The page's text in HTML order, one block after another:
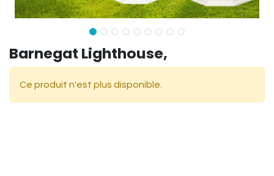
Barnegat Lighthouse,
Ce produit n'est plus disponible.